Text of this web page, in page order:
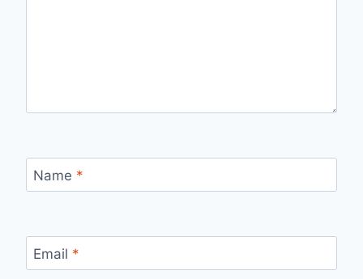
Name *
Email *